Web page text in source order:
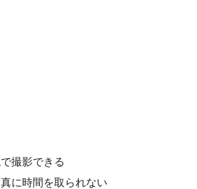
撮影できる
に時間を取られない